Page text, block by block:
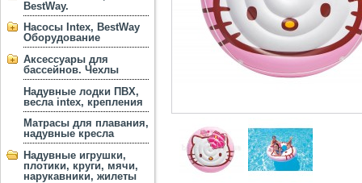
BestWay.
Насосы Intex, BestWay
Оборудование
Аксессуары для
бассейнов. Чехлы
Надувные лодки ПВХ,
весла intex, крепления
Матрасы для плавания,
надувные кресла
Надувные игрушки,
плотики, круги, мячи,
нарукавники, жилеты